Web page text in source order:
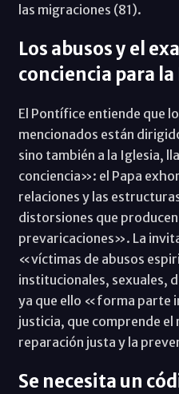
las migraciones (81).
Los abusos y el
conciencia para
El Pontífice entiende que
mencionados están
sino también a la Iglesia,
conciencia»: el Papa
relaciones y las
distorsiones que
prevaricaciones». La
«víctimas de abusos
institucionales, sexuales,
ya que ello «forma parte
justicia, que comprende
reparación justa y la
Se necesita un